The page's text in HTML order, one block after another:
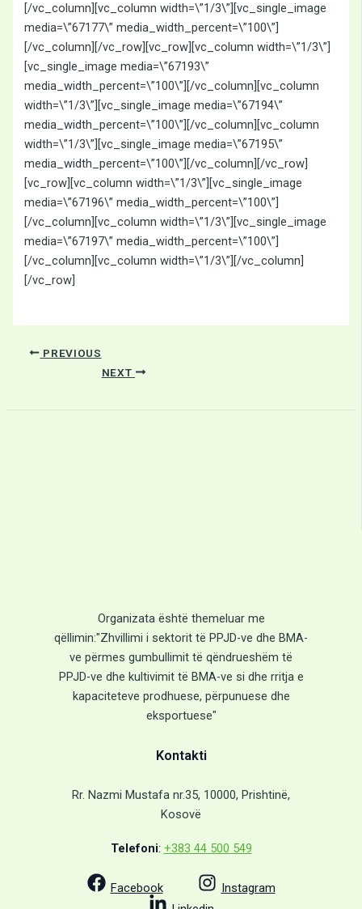
[/vc_column][vc_column width=\”1/3\”][vc_single_image
media=\”67177\” media_width_percent=\”100\”]
[/vc_column][/vc_row][vc_row][vc_column width=\”1/3\”]
[vc_single_image media=\”67193\”
media_width_percent=\”100\”][/vc_column][vc_column
width=\”1/3\”][vc_single_image media=\”67194\”
media_width_percent=\”100\”][/vc_column][vc_column
width=\”1/3\”][vc_single_image media=\”67195\”
media_width_percent=\”100\”][/vc_column][/vc_row]
[vc_row][vc_column width=\”1/3\”][vc_single_image
media=\”67196\” media_width_percent=\”100\”]
[/vc_column][vc_column width=\”1/3\”][vc_single_image
media=\”67197\” media_width_percent=\”100\”]
[/vc_column][vc_column width=\”1/3\”][/vc_column]
[/vc_row]
PREVIOUS
NEXT
Organizata është themeluar me
qëllimin:"Zhvillimi i sektorit të PPJD-ve dhe BMA-
ve përmes gumbullimit të qëndrueshëm të
PPJD-ve dhe kultivimit të BMA-ve si dhe rritja e
kapaciteteve prodhuese, përpunuese dhe
eksportuese"
Kontakti
Rr. Nazmi Mustafa nr.35, 10000, Prishtinë,
Kosovë
Telefoni: +383 44 500 549
Facebook
Instagram